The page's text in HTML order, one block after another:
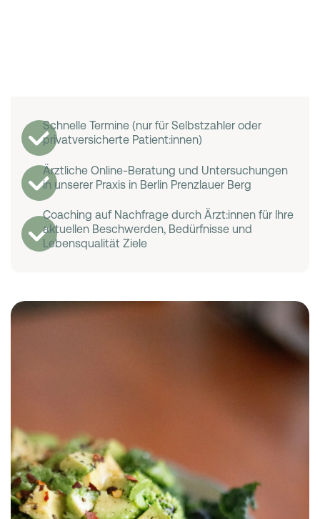
Schnelle Termine (nur für Selbstzahler oder
privatversicherte Patient:innen)
Ärztliche Online-Beratung und Untersuchungen
in unserer Praxis in Berlin Prenzlauer Berg
Coaching auf Nachfrage durch Ärzt:innen für Ihre
aktuellen Beschwerden, Bedürfnisse und
Lebensqualität Ziele